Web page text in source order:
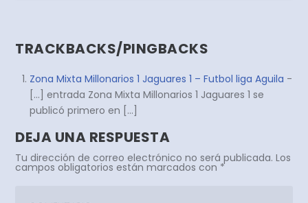
TRACKBACKS/PINGBACKS
Zona Mixta Millonarios 1 Jaguares 1 – Futbol liga Aguila -
[…] entrada Zona Mixta Millonarios 1 Jaguares 1 se
publicó primero en […]
DEJA UNA RESPUESTA
Tu dirección de correo electrónico no será publicada. Los
campos obligatorios están marcados con *